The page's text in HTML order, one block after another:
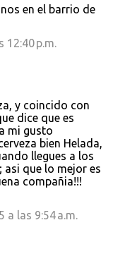
en el barrio de
12:40 p.m.
y coincido con
dice que es
mi gusto
bien Helada,
llegues a los
que lo mejor es
compañia!!!
a las 9:54 a.m.